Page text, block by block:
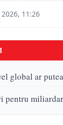
11:26
global ar
pentru